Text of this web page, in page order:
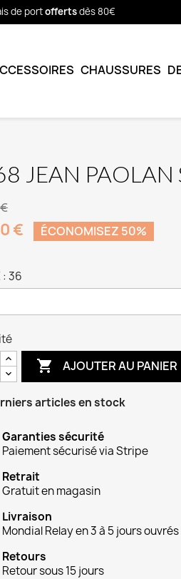
de portoffertsdès 80€
CHAUSSURES
JEAN PAOLAN
€ ÉCONOMISEZ 50%
: 36
 AJOUTER AU PANIER
articles en stock
Garanties sécurité
Paiement sécurisé via Stripe
Retrait
Gratuit en magasin
Livraison
Mondial Relay en 3 à 5 jours ouvrés
Retours
Retour sous 15 jours